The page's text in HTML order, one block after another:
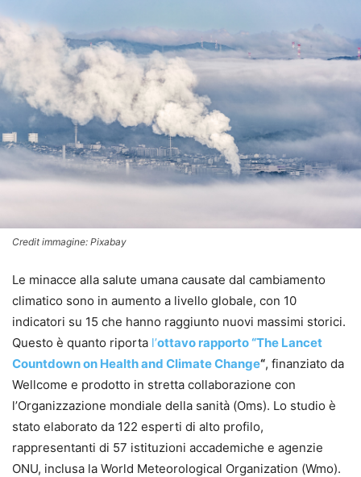
Credit immagine: Pixabay
Le minacce alla salute umana causate dal cambiamento
climatico sono in aumento a livello globale, con 10
indicatori su 15 che hanno raggiunto nuovi massimi storici.
Questo è quanto riporta l’ottavo rapporto “The Lancet
Countdown on Health and Climate Change“, finanziato da
Wellcome e prodotto in stretta collaborazione con
l’Organizzazione mondiale della sanità (Oms). Lo studio è
stato elaborato da 122 esperti di alto profilo,
rappresentanti di 57 istituzioni accademiche e agenzie
ONU, inclusa la World Meteorological Organization (Wmo).